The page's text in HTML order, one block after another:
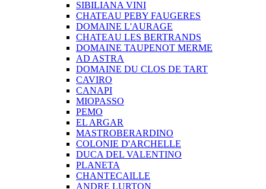
SIBILIANA VINI
CHATEAU PEBY FAUGERES
DOMAINE L'AURAGE
CHATEAU LES BERTRANDS
DOMAINE TAUPENOT MERME
AD ASTRA
DOMAINE DU CLOS DE TART
CAVIRO
CANAPI
MIOPASSO
PEMO
EL ARGAR
MASTROBERARDINO
COLONIE D'ARCHELLE
DUCA DEL VALENTINO
PLANETA
CHANTECAILLE
ANDRE LURTON